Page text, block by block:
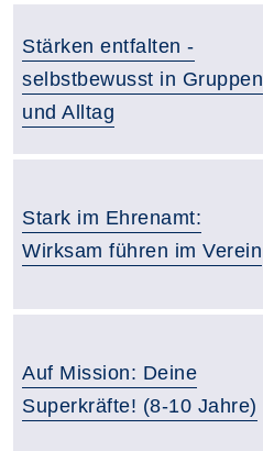
Stärken entfalten -
selbstbewusst in Gruppen
und Alltag
Stark im Ehrenamt:
Wirksam führen im Verein
Auf Mission: Deine
Superkräfte! (8-10 Jahre)